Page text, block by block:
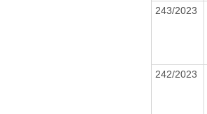
243/2023
242/2023